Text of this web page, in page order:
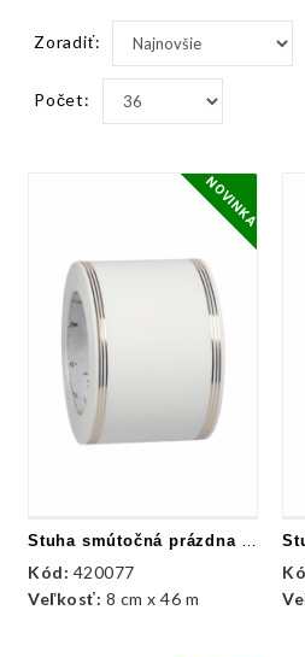
Zoradiť:
Počet:
NOVINKA
Stuha smútočná prázdna - biela + zlatá
Kód: 420077
Veľkosť: 8 cm x 46 m